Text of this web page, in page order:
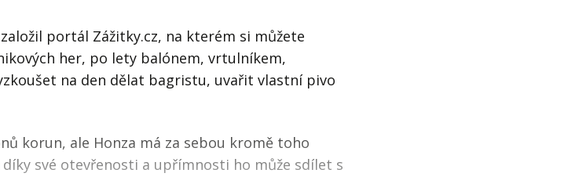
portál Zážitky.cz, na kterém si můžete
her, po lety balónem, vrtulníkem,
na den dělat bagristu, uvařit vlastní pivo
korun, ale Honza má za sebou kromě toho
své otevřenosti a upřímnosti ho může sdílet s